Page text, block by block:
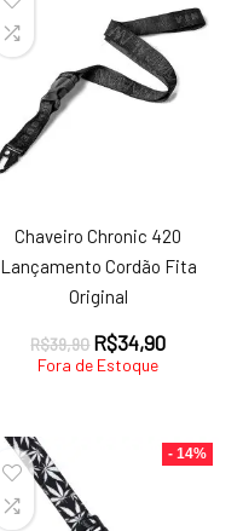
Chaveiro Chronic 420
Lançamento Cordão Fita
Original
R$39,90 O
preço
R$39,90.
R$34,90O
R$34,90.
Fora de Estoque
- 14%